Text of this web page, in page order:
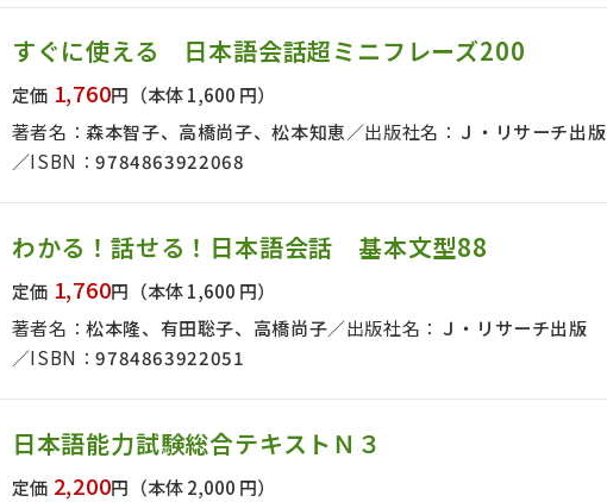
すぐに使える 日本語会話超ミニフレーズ200
定価 1,760円 （本体 1,600 円）
著者名： 森本智子、高橋尚子、松本知恵 出版社名： Ｊ・リサーチ出版
ISBN：9784863922068
わかる！話せる！日本語会話 基本文型88
定価 1,760円 （本体 1,600 円）
著者名：松本隆、有田聡子、高橋尚子 出版社名： Ｊ・リサーチ出版
ISBN：9784863922051
日本語能力試験総合テキストＮ３
定価 2,200円 （本体 2,000 円）